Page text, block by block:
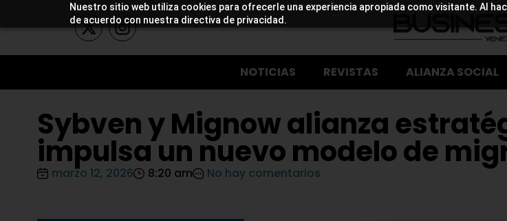
Nuestro sitio web utiliza cookies para ofrecerle una experiencia apropiada como visitante. Al
de acuerdo con nuestra directiva de privacidad.
NOTICIAS REVISTAS ALIANZA SOCIAL
Sybven y Mignow alianza
impulsa un nuevo modelo de
marzo 12, 2026 8:20 am No hay comentarios